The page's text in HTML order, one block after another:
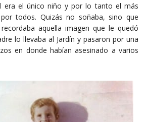
era el único niño y por lo tanto el más
todos. Quizás no soñaba, sino que
aquella imagen que le quedó
lo llevaba al Jardín y pasaron por una
en donde habían asesinado a varios